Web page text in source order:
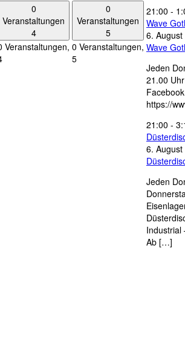
0
Veranstaltungen
4
Veranstaltungen,
0
Veranstaltungen
5
0 Veranstaltungen,
5
21:00 -
Wave
6.
Wave
Jeden
21.00
https://
21:00 -
6.
Jeden
Industrial
Ab […]